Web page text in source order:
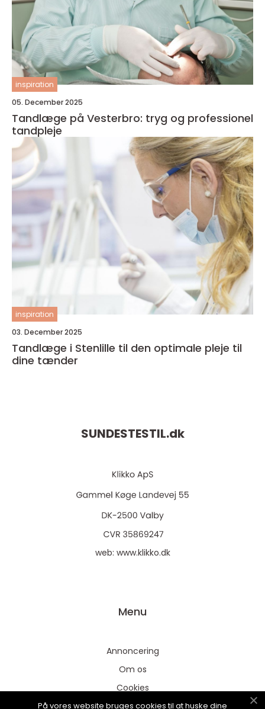
inspiration
05. December 2025
Tandlæge på Vesterbro: tryg og professionel
tandpleje
inspiration
03. December 2025
Tandlæge i Stenlille til den optimale pleje til
dine tænder
SUNDESTESTIL.dk
web: www.klikko.dk
Menu
Annoncering
Om os
Cookies
Kontakt os
På vores website bruges cookies til at huske dine